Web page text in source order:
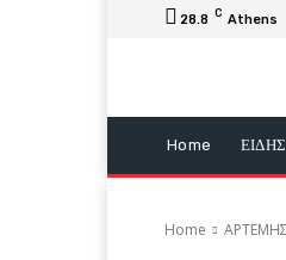
28.8 C Athens
Home
Home